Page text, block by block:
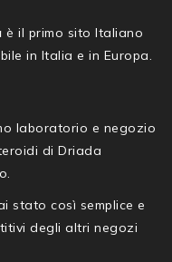
è il primo sito Italiano
in Italia e in Europa.
laboratorio e negozio
di Driada
stato così semplice e
degli altri negozi